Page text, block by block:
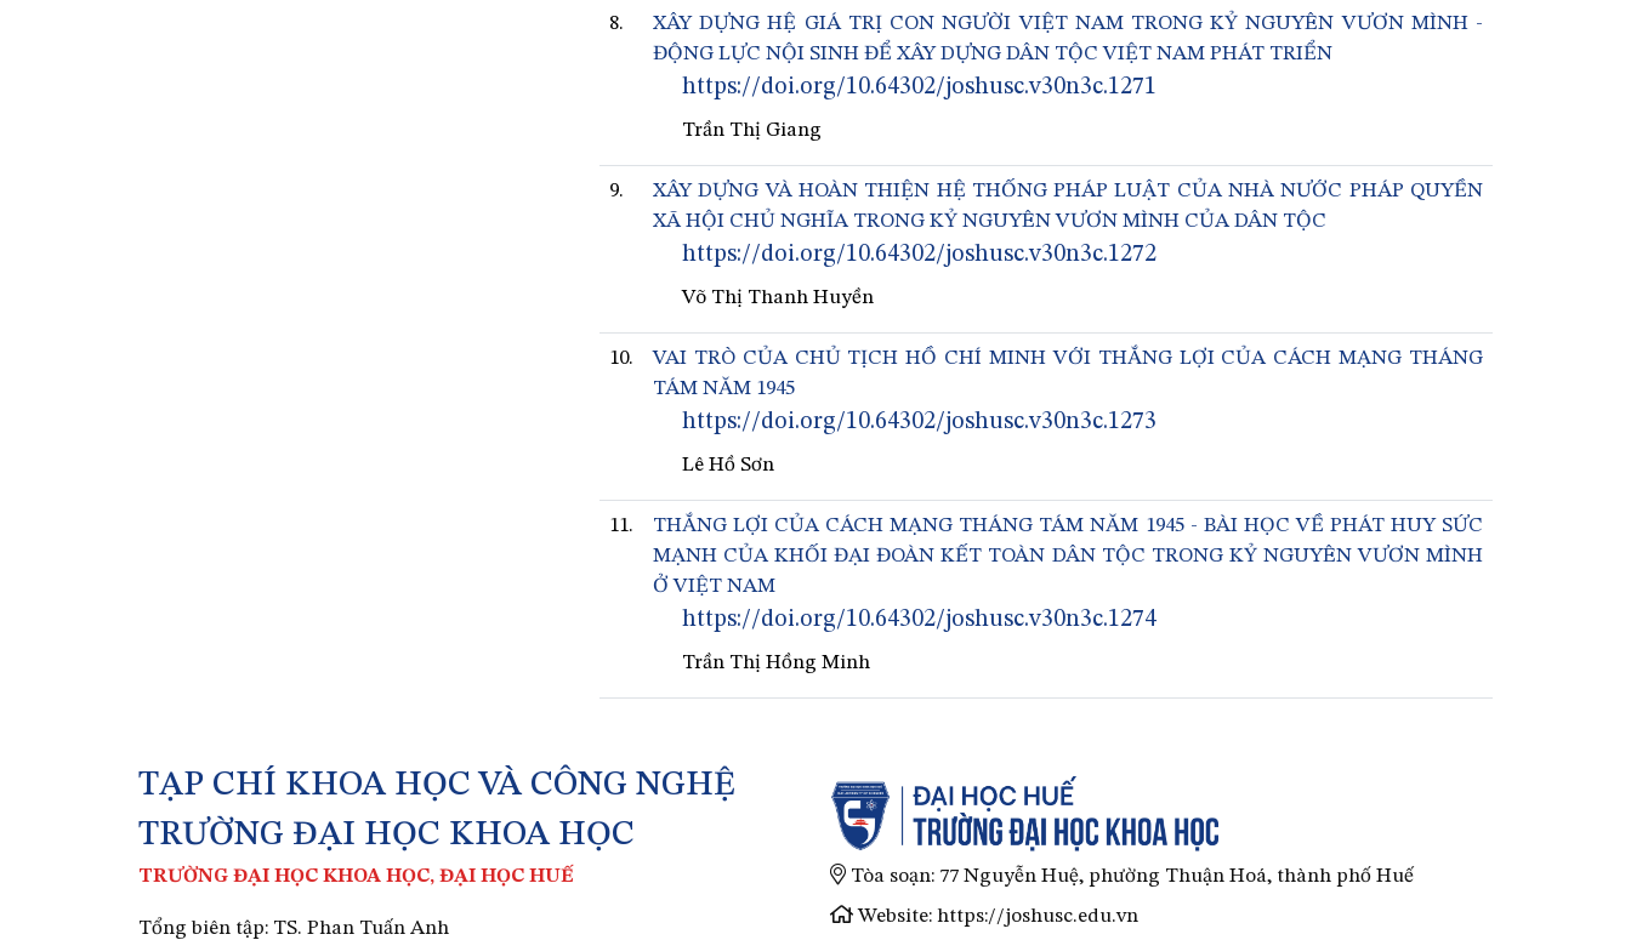
8.
XÂY DỰNG HỆ GIÁ TRỊ CON NGƯỜI VIỆT NAM TRONG KỶ NGUYÊN VƯƠN MÌNH -
ĐỘNG LỰC NỘI SINH ĐỂ XÂY DỰNG DÂN TỘC VIỆT NAM PHÁT TRIỂN
https://doi.org/10.64302/joshusc.v30n3c.1271
Trần Thị Giang
9.
XÂY DỰNG VÀ HOÀN THIỆN HỆ THỐNG PHÁP LUẬT CỦA NHÀ NƯỚC PHÁP QUYỀN
XÃ HỘI CHỦ NGHĨA TRONG KỶ NGUYÊN VƯƠN MÌNH CỦA DÂN TỘC
https://doi.org/10.64302/joshusc.v30n3c.1272
Võ Thị Thanh Huyền
10.
VAI TRÒ CỦA CHỦ TỊCH HỒ CHÍ MINH VỚI THẮNG LỢI CỦA CÁCH MẠNG THÁNG
TÁM NĂM 1945
https://doi.org/10.64302/joshusc.v30n3c.1273
Lê Hồ Sơn
11.
THẮNG LỢI CỦA CÁCH MẠNG THÁNG TÁM NĂM 1945 - BÀI HỌC VỀ PHÁT HUY SỨC
MẠNH CỦA KHỐI ĐẠI ĐOÀN KẾT TOÀN DÂN TỘC TRONG KỶ NGUYÊN VƯƠN MÌNH
Ở VIỆT NAM
https://doi.org/10.64302/joshusc.v30n3c.1274
Trần Thị Hồng Minh
TẠP CHÍ KHOA HỌC VÀ CÔNG NGHỆ
TRƯỜNG ĐẠI HỌC KHOA HỌC
TRƯỜNG ĐẠI HỌC KHOA HỌC, ĐẠI HỌC HUẾ
Tổng biên tập: TS. Phan Tuấn Anh
Tòa soạn: 77 Nguyễn Huệ, phường Thuận Hoá, thành phố Huế
Website: https://joshusc.edu.vn